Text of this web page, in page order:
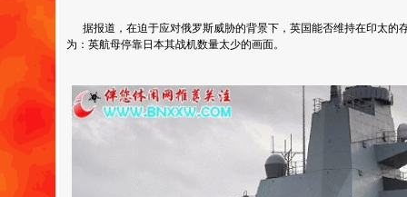
据报道，在迫于应对俄罗斯威胁的背景下，英国能否维持在印太的
为：英航母停靠日本其战机数量太少的画面。